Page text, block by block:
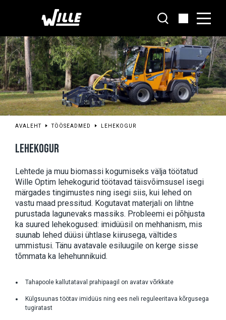
AVALEHT TÖÖSEADMED LEHEKOGUR
LEHEKOGUR
Lehtede ja muu biomassi kogumiseks välja töötatud
Wille Optim lehekogurid töötavad täisvõimsusel isegi
märgades tingimustes ning isegi siis, kui lehed on
vastu maad pressitud. Kogutavat materjali on lihtne
purustada lagunevaks massiks. Probleemi ei põhjusta
ka suured lehekogused: imidüüsil on mehhanism, mis
suunab lehed düüsi ühtlase kiirusega, vältides
ummistusi. Tänu avatavale esiluugile on kerge sisse
tõmmata ka lehehunnikuid.
Tahapoole kallutataval prahipaagil on avatav võrkkate
Külgsuunas töötav imidüüs ning ees neli reguleeritava kõrgusega
tugiratast